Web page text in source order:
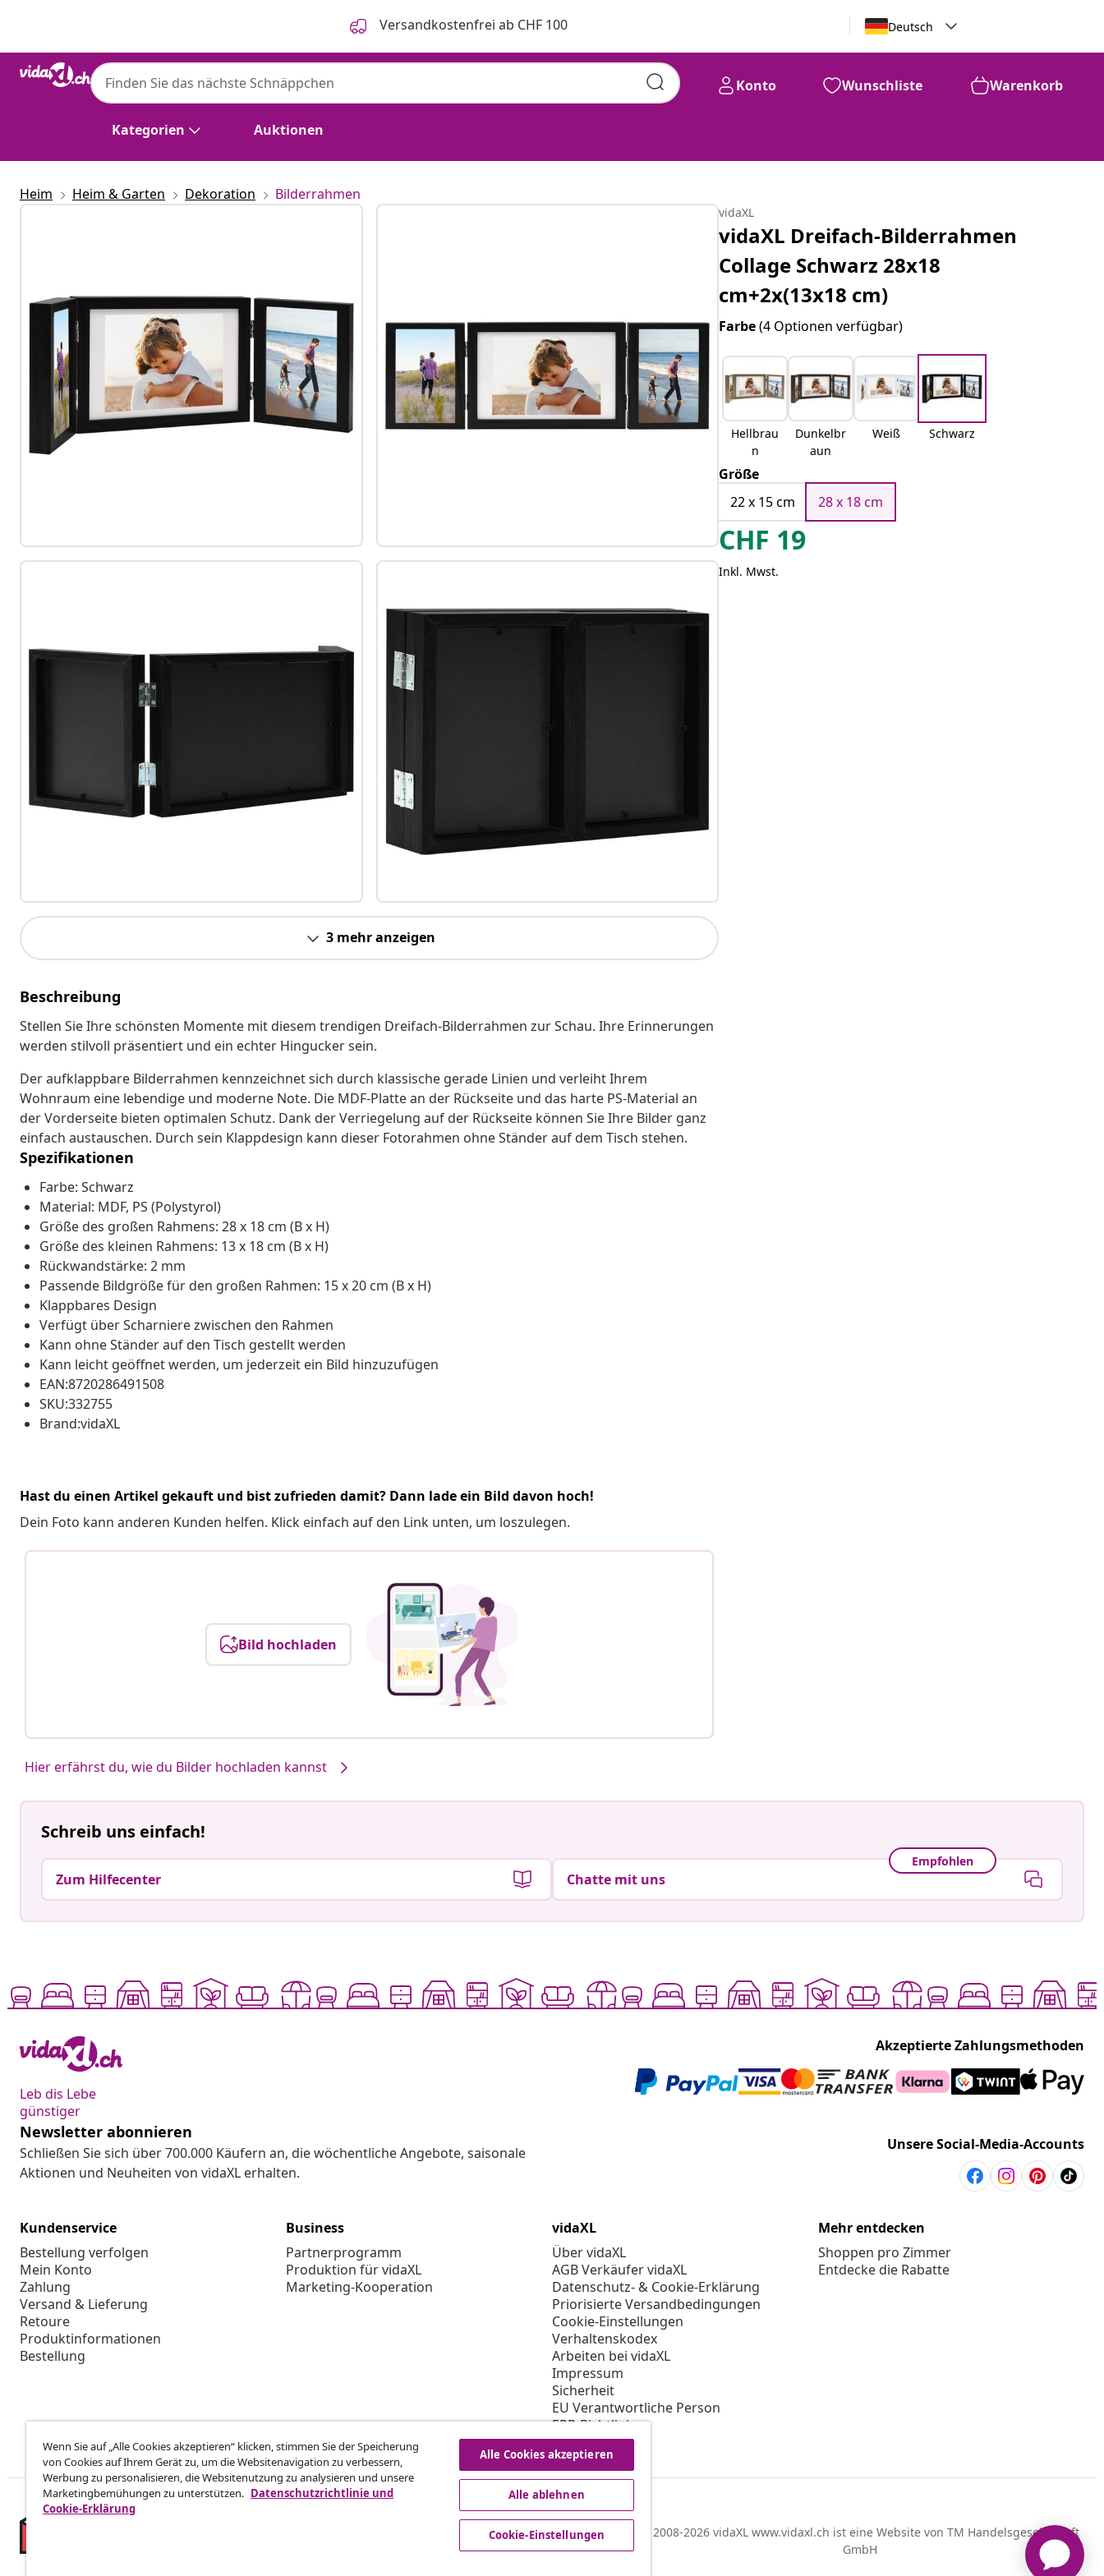
Versandkostenfrei ab CHF 100 Deutsch
Kategorien Auktionen
Konto Wunschliste Warenkorb
Heim Heim & Garten Dekoration Bilderrahmen
3 mehr anzeigen
Beschreibung
Stellen Sie Ihre schönsten Momente mit diesem trendigen Dreifach-Bilderrahmen zur Schau. Ihre Erinnerungen
werden stilvoll präsentiert und ein echter Hingucker sein.
Der aufklappbare Bilderrahmen kennzeichnet sich durch klassische gerade Linien und verleiht Ihrem
Wohnraum eine lebendige und moderne Note. Die MDF-Platte an der Rückseite und das harte PS-Material an
der Vorderseite bieten optimalen Schutz. Dank der Verriegelung auf der Rückseite können Sie Ihre Bilder ganz
einfach austauschen. Durch sein Klappdesign kann dieser Fotorahmen ohne Ständer auf dem Tisch stehen.
Spezifikationen
Farbe: Schwarz
Material: MDF, PS (Polystyrol)
Größe des großen Rahmens: 28 x 18 cm (B x H)
Größe des kleinen Rahmens: 13 x 18 cm (B x H)
Rückwandstärke: 2 mm
Passende Bildgröße für den großen Rahmen: 15 x 20 cm (B x H)
Klappbares Design
Verfügt über Scharniere zwischen den Rahmen
Kann ohne Ständer auf den Tisch gestellt werden
Kann leicht geöffnet werden, um jederzeit ein Bild hinzuzufügen
EAN:8720286491508
SKU:332755
Brand:vidaXL
Hast du einen Artikel gekauft und bist zufrieden damit? Dann lade ein Bild davon hoch!
Dein Foto kann anderen Kunden helfen. Klick einfach auf den Link unten, um loszulegen.
Bild hochladen
Hier erfährst du, wie du Bilder hochladen kannst
vidaXL
vidaXL Dreifach-Bilderrahmen
Collage Schwarz 28x18
cm+2x(13x18 cm)
Farbe(4 Optionen verfügbar)
Hellbrau
n
Dunkelbr
aun
Weiß Schwarz
Größe
22 x 15 cm
28 x 18 cm
CHF 19
Inkl. Mwst.
Schreib uns einfach!
Zum Hilfecenter
Empfohlen
Chatte mit uns
Leb dis Lebe
günstiger
Akzeptierte Zahlungsmethoden
Newsletter abonnieren
Schließen Sie sich über 700.000 Käufern an, die wöchentliche Angebote, saisonale
Aktionen und Neuheiten von vidaXL erhalten.
Unsere Social-Media-Accounts
Kundenservice
Bestellung verfolgen
Mein Konto
Zahlung
Versand & Lieferung
Retoure
Produktinformationen
Bestellung
Business
Partnerprogramm
Produktion für vidaXL
Marketing-Kooperation
vidaXL
Über vidaXL
AGB Verkäufer vidaXL
Datenschutz- & Cookie-Erklärung
Priorisierte Versandbedingungen
Cookie-Einstellungen
Verhaltenskodex
Arbeiten bei vidaXL
Impressum
Sicherheit
EU Verantwortliche Person
EPR-Richtlinie
Barrierefreiheit
Mehr entdecken
Shoppen pro Zimmer
Entdecke die Rabatte
© 2008-2026 vidaXL www.vidaxl.ch ist eine Website von TM Handelsgesellschaft
GmbH
Wenn Sie auf „Alle Cookies akzeptieren“ klicken, stimmen Sie der Speicherung
von Cookies auf Ihrem Gerät zu, um die Websitenavigation zu verbessern,
Werbung zu personalisieren, die Websitenutzung zu analysieren und unsere
Marketingbemühungen zu unterstützen. Datenschutzrichtlinie und
Cookie-Erklärung
Alle Cookies akzeptieren
Alle ablehnen
Cookie-Einstellungen